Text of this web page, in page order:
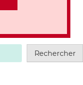
Rechercher